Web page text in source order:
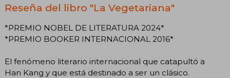
Reseña del libro "La Vegetariana"
*PREMIO NOBEL DE LITERATURA 2024*
*PREMIO BOOKER INTERNACIONAL 2016*
El fenómeno literario internacional que catapultó a
Han Kang y que está destinado a ser un clásico.